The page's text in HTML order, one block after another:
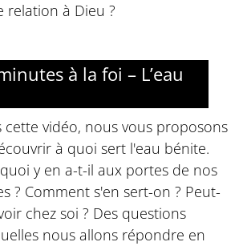
relation à Dieu ?
à la foi – L’eau
cette vidéo, nous vous proposons
à quoi sert l'eau bénite.
y en a-t-il aux portes de nos
? Comment s'en sert-on ? Peut-
chez soi ? Des questions
nous allons répondre en